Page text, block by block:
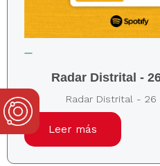
Radar Distrital -
Radar Distrital -
Leer más